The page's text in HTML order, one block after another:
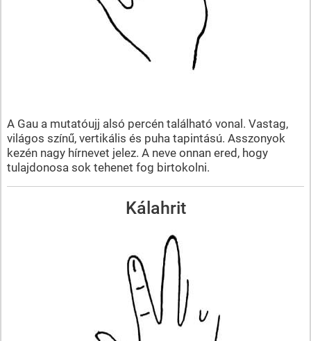
A Gau a mutatóujj alsó percén található vonal. Vastag,
világos színű, vertikális és puha tapintású. Asszonyok
kezén nagy hírnevet jelez. A neve onnan ered, hogy
tulajdonosa sok tehenet fog birtokolni.
Kálahrit